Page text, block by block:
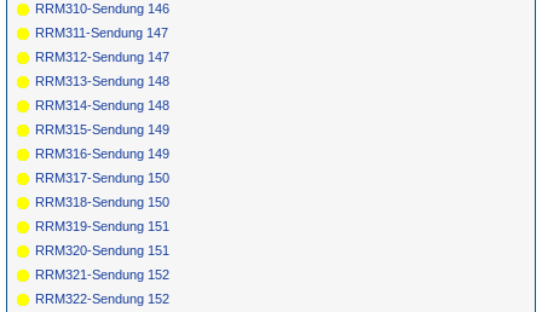
RRM310-Sendung 146
RRM311-Sendung 147
RRM312-Sendung 147
RRM313-Sendung 148
RRM314-Sendung 148
RRM315-Sendung 149
RRM316-Sendung 149
RRM317-Sendung 150
RRM318-Sendung 150
RRM319-Sendung 151
RRM320-Sendung 151
RRM321-Sendung 152
RRM322-Sendung 152